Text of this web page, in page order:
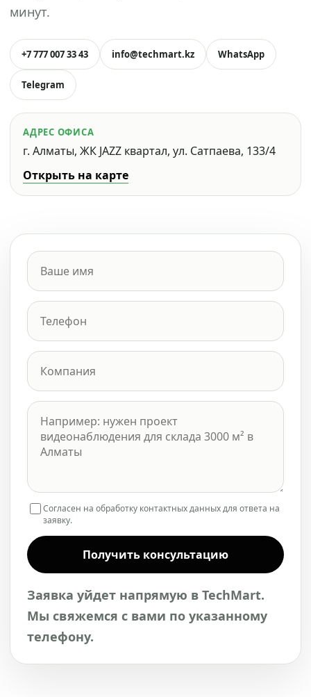
минут.
+7 777 007 33 43 info@techmart.kz WhatsApp
Telegram
АДРЕС ОФИСА
г. Алматы, ЖК JAZZ квартал, ул. Сатпаева, 133/4
Открыть на карте
Согласен на обработку контактных данных для ответа на
заявку.
Получить консультацию
Заявка уйдет напрямую в TechMart.
Мы свяжемся с вами по указанному
телефону.